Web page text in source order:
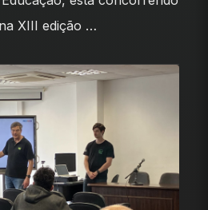
XIII edição …